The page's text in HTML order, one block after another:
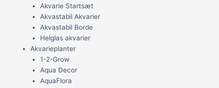
Akvarie Startsæt
Akvastabil Akvarier
Akvastabil Borde
Helglas akvarier
Akvarieplanter
1-2-Grow
Aqua Decor
AquaFlora